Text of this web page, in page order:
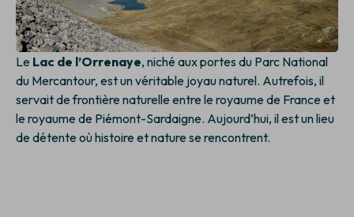
Le Lac de l’Orrenaye, niché aux portes du Parc National
du Mercantour, est un véritable joyau naturel. Autrefois, il
servait de frontière naturelle entre le royaume de France et
le royaume de Piémont-Sardaigne. Aujourd’hui, il est un lieu
de détente où histoire et nature se rencontrent.